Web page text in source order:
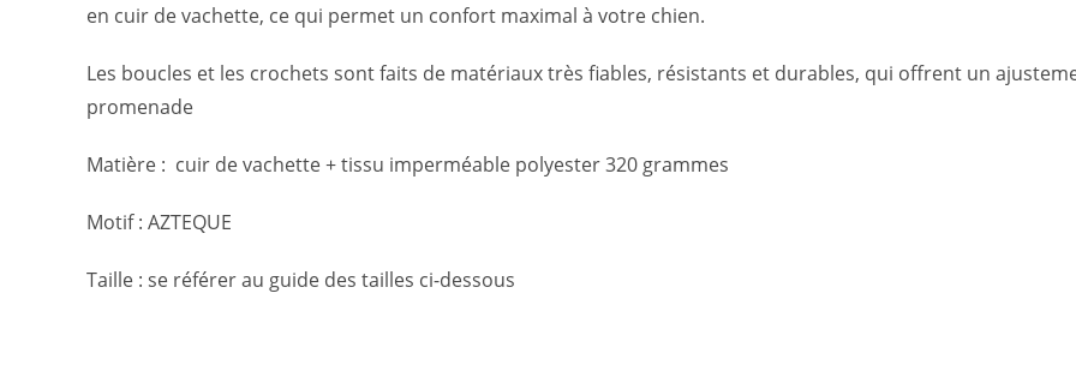
en cuir de vachette, ce qui permet un confort maximal à votre chien.
Les boucles et les crochets sont faits de matériaux très fiables, résistants et durables, qui offrent un
promenade
Matière : cuir de vachette + tissu imperméable polyester 320 grammes
Motif : AZTEQUE
Taille : se référer au guide des tailles ci-dessous